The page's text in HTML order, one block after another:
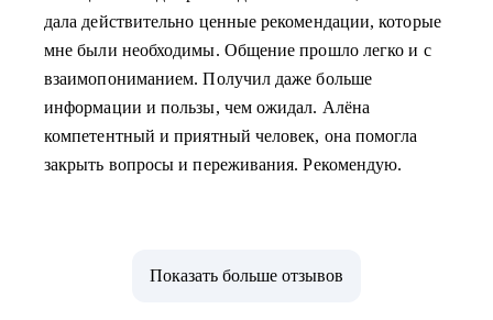
дала действительно ценные рекомендации, которые
мне были необходимы. Общение прошло легко и с
взаимопониманием. Получил даже больше
информации и пользы, чем ожидал. Алёна
компетентный и приятный человек, она помогла
закрыть вопросы и переживания. Рекомендую.
Показать больше отзывов